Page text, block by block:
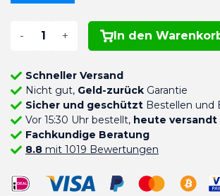
- + In den
Schneller Versand
Nicht gut, Geld-zurückGarantie
Sicher und geschütztBestellen und
Vor 15:30 Uhr bestellt, heute versandt
Fachkundige Beratung
8.8mit 1019 Bewertungen